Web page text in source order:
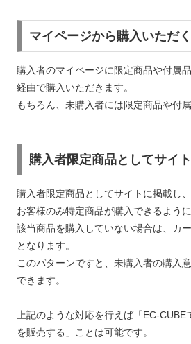
マイページから購入いただく
購入者のマイページに限定商品や付属
経由で購入いただきます。
もちろん、未購入者には限定商品や付
購入者限定商品としてサイ
購入者限定商品としてサイトに掲載し
お客様のみ特定商品が購入できるように
該当商品を購入していない場合は、カ
となります。
このパターンですと、未購入者の購入
できます。
上記のような対応を行えば「EC-
を販売する」ことは可能です。